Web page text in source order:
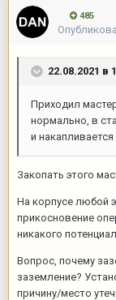
485
22.08.2021 в
Приходил
нормально, в
и накапливается
Закопать этого
На корпусе любой
прикосновение
никакого
Вопрос, почему
заземление?
причину/место